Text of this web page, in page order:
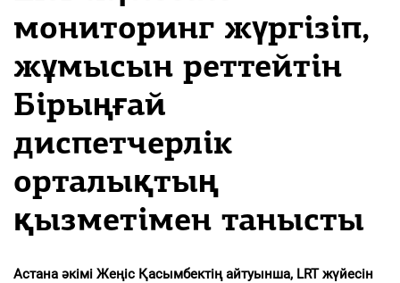
мониторинг жүргізіп,
жұмысын реттейтін
Бірыңғай
диспетчерлік
орталықтың
қызметімен танысты
Астана әкімі Жеңіс Қасымбектің айтуынша, LRT жүйесін